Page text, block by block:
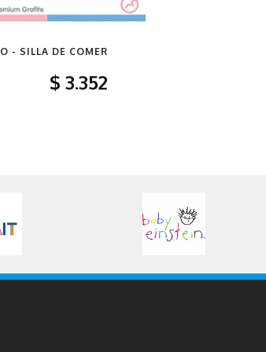
- SILLA DE COMER
$ 3.352